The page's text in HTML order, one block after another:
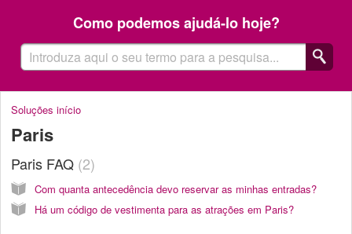
Como podemos ajudá-lo hoje?
Soluções início
Paris
Paris FAQ 2
Com quanta antecedência devo reservar as minhas entradas?
Há um código de vestimenta para as atrações em Paris?